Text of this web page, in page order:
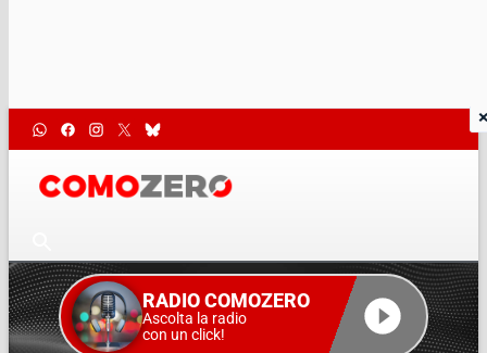
RADIO COMOZERO
Ascolta la radio
con un click!